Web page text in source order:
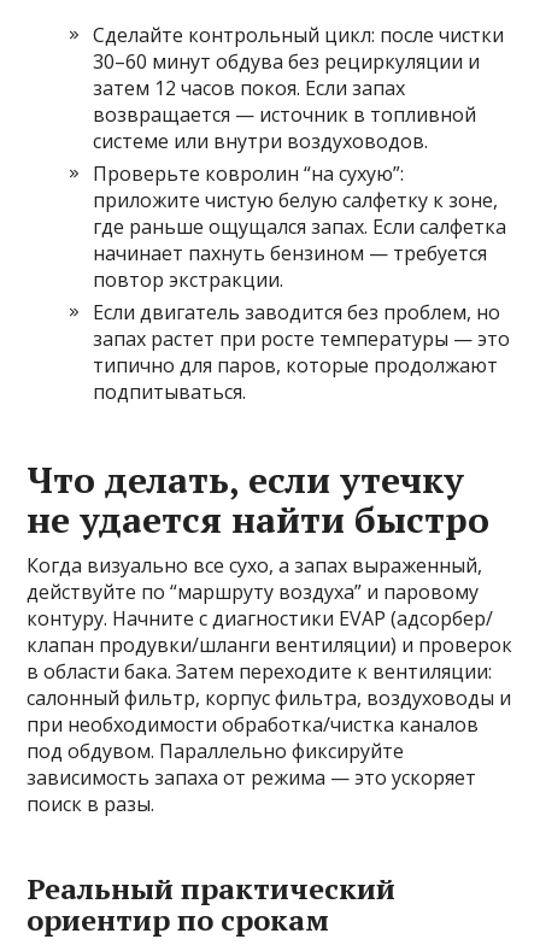
Сделайте контрольный цикл: после чистки
30–60 минут обдува без рециркуляции и
затем 12 часов покоя. Если запах
возвращается — источник в топливной
системе или внутри воздуховодов.
Проверьте ковролин “на сухую”:
приложите чистую белую салфетку к зоне,
где раньше ощущался запах. Если салфетка
начинает пахнуть бензином — требуется
повтор экстракции.
Если двигатель заводится без проблем, но
запах растет при росте температуры — это
типично для паров, которые продолжают
подпитываться.
Что делать, если утечку
не удается найти быстро
Когда визуально все сухо, а запах выраженный,
действуйте по “маршруту воздуха” и паровому
контуру. Начните с диагностики EVAP (адсорбер/
клапан продувки/шланги вентиляции) и проверок
в области бака. Затем переходите к вентиляции:
салонный фильтр, корпус фильтра, воздуховоды и
при необходимости обработка/чистка каналов
под обдувом. Параллельно фиксируйте
зависимость запаха от режима — это ускоряет
поиск в разы.
Реальный практический
ориентир по срокам